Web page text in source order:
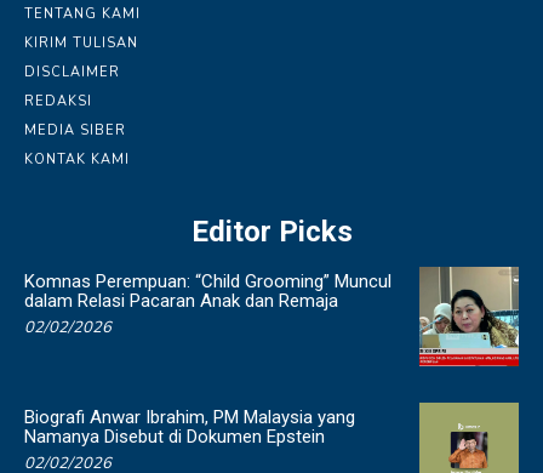
TENTANG KAMI
KIRIM TULISAN
DISCLAIMER
REDAKSI
MEDIA SIBER
KONTAK KAMI
Editor Picks
Komnas Perempuan: “Child Grooming” Muncul
dalam Relasi Pacaran Anak dan Remaja
02/02/2026
Biografi Anwar Ibrahim, PM Malaysia yang
Namanya Disebut di Dokumen Epstein
02/02/2026